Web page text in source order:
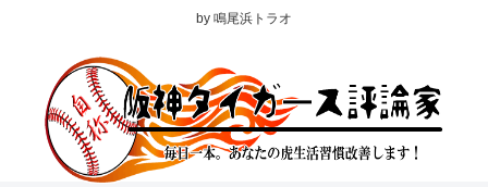
by 鳴尾浜トラオ